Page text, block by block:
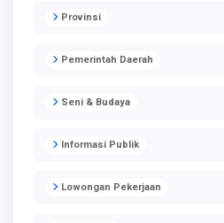
Provinsi
Pemerintah Daerah
Seni & Budaya
Informasi Publik
Lowongan Pekerjaan